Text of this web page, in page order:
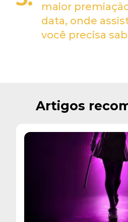
maior
data, onde
você precisa
Artigos